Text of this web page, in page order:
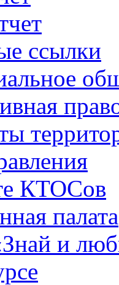
ссылки
КТОСов
палата
и